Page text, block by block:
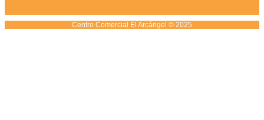
Centro Comercial El Arcángel © 2025